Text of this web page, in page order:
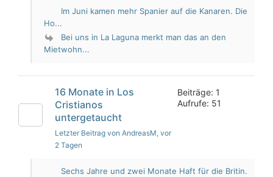
Im Juni kamen mehr Spanier auf die Kanaren. Die
Ho...
Bei uns in La Laguna merkt man das an den
Mietwohn...
16 Monate in Los
Cristianos
untergetaucht
Letzter Beitrag von AndreasM, vor
2 Tagen
Beiträge: 1
Aufrufe: 51
Sechs Jahre und zwei Monate Haft für die Britin.